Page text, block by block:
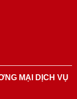
MẠI DỊCH VỤ